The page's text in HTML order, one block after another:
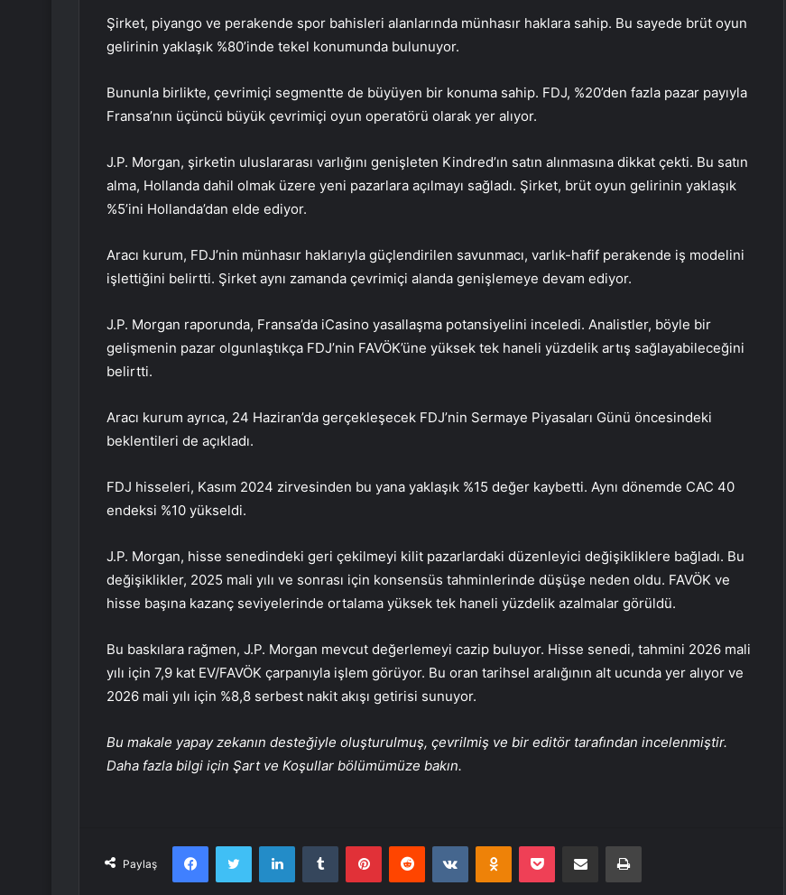
Şirket, piyango ve perakende spor bahisleri alanlarında münhasır haklara sahip. Bu sayede brüt oyun
gelirinin yaklaşık %80’inde tekel konumunda bulunuyor.
Bununla birlikte, çevrimiçi segmentte de büyüyen bir konuma sahip. FDJ, %20’den fazla pazar payıyla
Fransa’nın üçüncü büyük çevrimiçi oyun operatörü olarak yer alıyor.
J.P. Morgan, şirketin uluslararası varlığını genişleten Kindred’ın satın alınmasına dikkat çekti. Bu satın
alma, Hollanda dahil olmak üzere yeni pazarlara açılmayı sağladı. Şirket, brüt oyun gelirinin yaklaşık
%5’ini Hollanda’dan elde ediyor.
Aracı kurum, FDJ’nin münhasır haklarıyla güçlendirilen savunmacı, varlık-hafif perakende iş modelini
işlettiğini belirtti. Şirket aynı zamanda çevrimiçi alanda genişlemeye devam ediyor.
J.P. Morgan raporunda, Fransa’da iCasino yasallaşma potansiyelini inceledi. Analistler, böyle bir
gelişmenin pazar olgunlaştıkça FDJ’nin FAVÖK’üne yüksek tek haneli yüzdelik artış sağlayabileceğini
belirtti.
Aracı kurum ayrıca, 24 Haziran’da gerçekleşecek FDJ’nin Sermaye Piyasaları Günü öncesindeki
beklentileri de açıkladı.
FDJ hisseleri, Kasım 2024 zirvesinden bu yana yaklaşık %15 değer kaybetti. Aynı dönemde CAC 40
endeksi %10 yükseldi.
J.P. Morgan, hisse senedindeki geri çekilmeyi kilit pazarlardaki düzenleyici değişikliklere bağladı. Bu
değişiklikler, 2025 mali yılı ve sonrası için konsensüs tahminlerinde düşüşe neden oldu. FAVÖK ve
hisse başına kazanç seviyelerinde ortalama yüksek tek haneli yüzdelik azalmalar görüldü.
Bu baskılara rağmen, J.P. Morgan mevcut değerlemeyi cazip buluyor. Hisse senedi, tahmini 2026 mali
yılı için 7,9 kat EV/FAVÖK çarpanıyla işlem görüyor. Bu oran tarihsel aralığının alt ucunda yer alıyor ve
2026 mali yılı için %8,8 serbest nakit akışı getirisi sunuyor.
Bu makale yapay zekanın desteğiyle oluşturulmuş, çevrilmiş ve bir editör tarafından incelenmiştir.
Daha fazla bilgi için Şart ve Koşullar bölümümüze bakın.
Paylaş
FacebookTwitter LinkedInTumblr PinterestReddit VKontakteOdnoklassniki
Pocket E-Posta ile paylaş Yazdır